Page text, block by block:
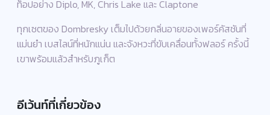
ท็อปอย่าง Diplo, MK, Chris Lake และ Claptone
ทุกเซตของ Dombresky เต็มไปด้วยกลิ่นอายของเพอร์คัสชันที่
แม่นยำ เบสไลน์ที่หนักแน่น และจังหวะที่ขับเคลื่อนทั้งฟลอร์ ครั้งนี้
เขาพร้อมแล้วสำหรับภูเก็ต
อีเว้นท์ที่เกี่ยวข้อง